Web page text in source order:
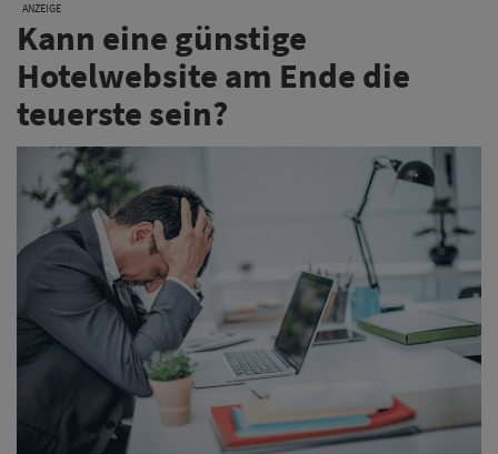
ANZEIGE
Kann eine günstige
Hotelwebsite am Ende die
teuerste sein?